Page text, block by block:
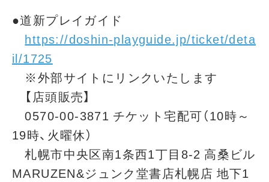
●道新プレイガイド
https://doshin-playguide.jp/ticket/deta
il/1725
※外部サイトにリンクいたします
【店頭販売】
0570-00-3871 チケット宅配可（10時～
19時、火曜休）
札幌市中央区南1条西1丁目8-2 高桑ビル
MARUZEN&ジュンク堂書店札幌店 地下1